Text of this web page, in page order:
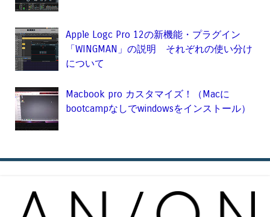
Apple Logc Pro 12の新機能・プラグイン
「WINGMAN」の説明 それぞれの使い分け
について
Macbook pro カスタマイズ！（Macに
bootcampなしでwindowsをインストール）